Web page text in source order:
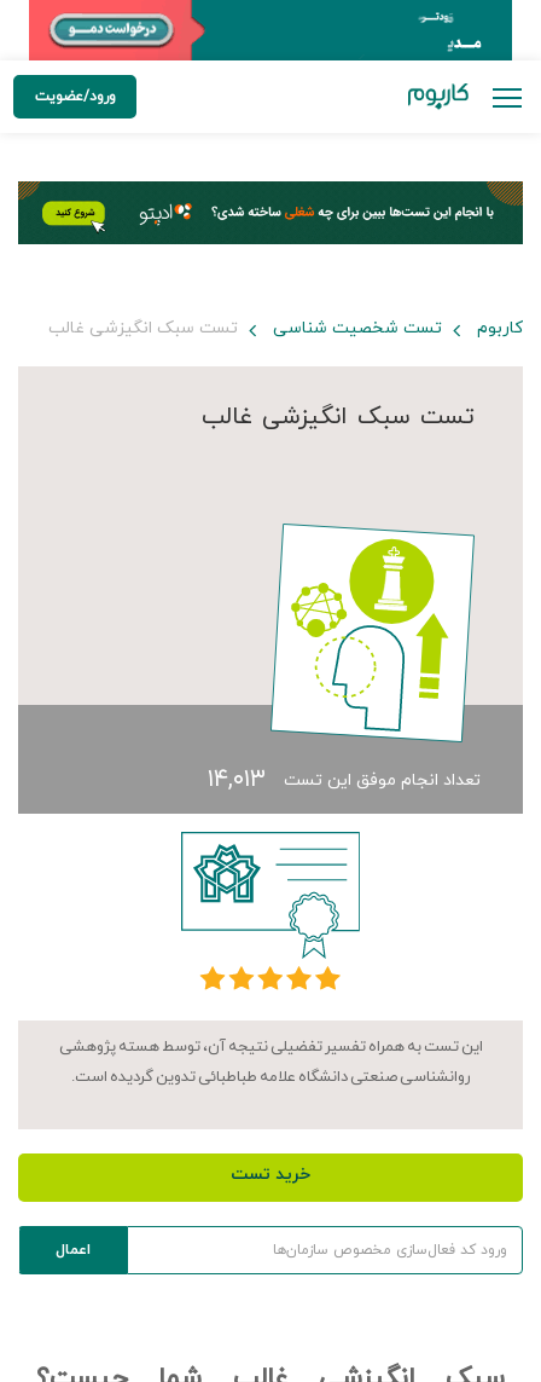
ورود/عضویت
کاربوم تست شخصیت شناسی تست سبک انگیزشی غالب
تست سبک انگیزشی غالب
تعداد انجام موفق این تست ۱۴,۰۱۳
این تست به همراه تفسیر تفضیلی نتیجه آن، توسط هسته پژوهشی
روانشناسی صنعتی دانشگاه علامه طباطبائی تدوین گردیده است.
خرید تست